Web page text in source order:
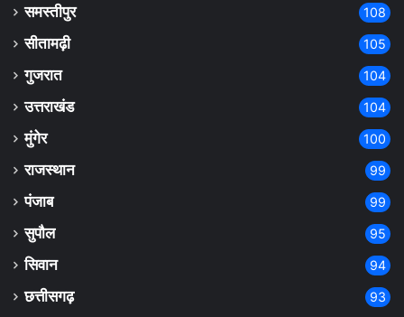
समस्तीपुर 108
सीतामढ़ी 105
गुजरात 104
उत्तराखंड 104
मुंगेर 100
राजस्थान 99
पंजाब 99
सुपौल 95
सिवान 94
छत्तीसगढ़ 93